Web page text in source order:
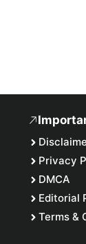
Privacy
DMCA
Editorial
Terms &